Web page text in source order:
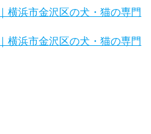
ぶつ病院｜横
・猫の専門